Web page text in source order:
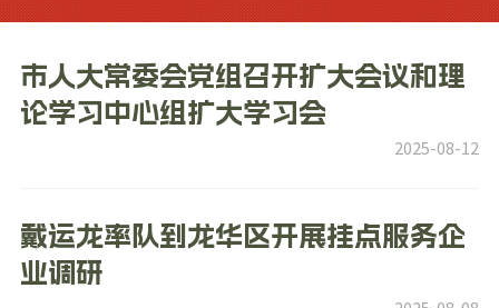
2025-08-12
市人大常委会党组召开扩大会议和理
论学习中心组扩大学习会
戴运龙率队到龙华区开展挂点服务企
业调研